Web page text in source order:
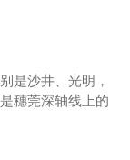
是沙井、光明，
穗莞深轴线上的